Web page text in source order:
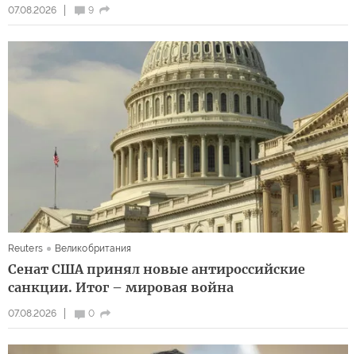
07.08.2026 9
07.08.2026 0
Reuters Великобритания
Сенат США принял новые антироссийские
санкции. Итог – мировая война